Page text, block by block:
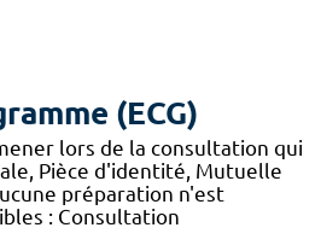
(ECG)
lors de la consultation qui
Pièce d'identité, Mutuelle
préparation n'est
: Consultation